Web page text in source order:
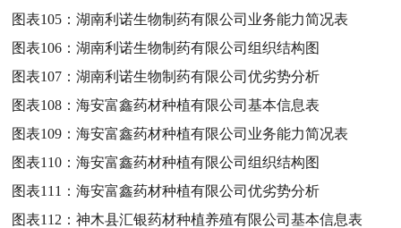
图表105：湖南利诺生物制药有限公司业务能力简况表
图表106：湖南利诺生物制药有限公司组织结构图
图表107：湖南利诺生物制药有限公司优劣势分析
图表108：海安富鑫药材种植有限公司基本信息表
图表109：海安富鑫药材种植有限公司业务能力简况表
图表110：海安富鑫药材种植有限公司组织结构图
图表111：海安富鑫药材种植有限公司优劣势分析
图表112：神木县汇银药材种植养殖有限公司基本信息表